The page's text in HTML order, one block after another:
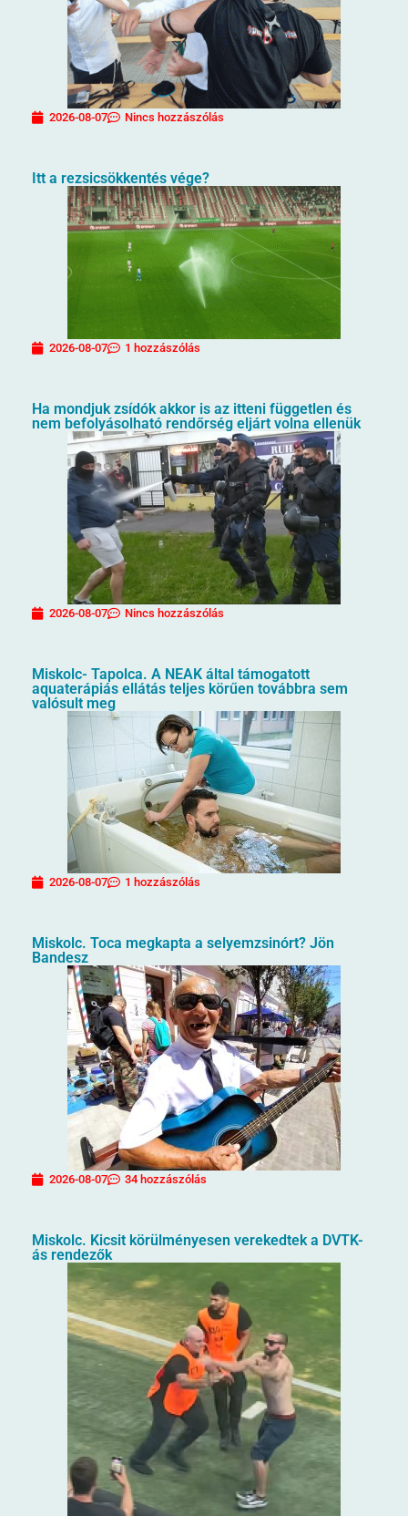
2026-08-07 Nincs hozzászólás
Itt a rezsicsökkentés vége?
2026-08-07 1 hozzászólás
Ha mondjuk zsídók akkor is az itteni független és
nem befolyásolható rendőrség eljárt volna ellenük
2026-08-07 Nincs hozzászólás
Miskolc- Tapolca. A NEAK által támogatott
aquaterápiás ellátás teljes körűen továbbra sem
valósult meg
2026-08-07 1 hozzászólás
Miskolc. Toca megkapta a selyemzsinórt? Jön
Bandesz
2026-08-07 34 hozzászólás
Miskolc. Kicsit körülményesen verekedtek a DVTK-
ás rendezők